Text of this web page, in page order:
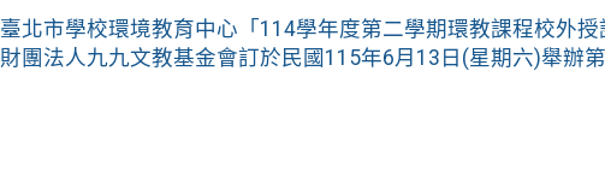
臺北市學校環境教育中心「114學年度第二學期環教課程校外授
財團法人九九文教基金會訂於民國115年6月13日(星期六)舉辦